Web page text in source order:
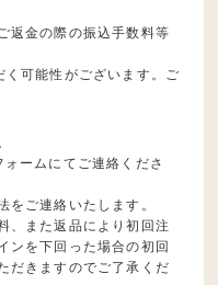
返金の際の振込手数料等
可能性がございます。ご
ームにてご連絡くださ
をご連絡いたします。
、また返品により初回注
ンを下回った場合の初回
だきますのでご了承くだ